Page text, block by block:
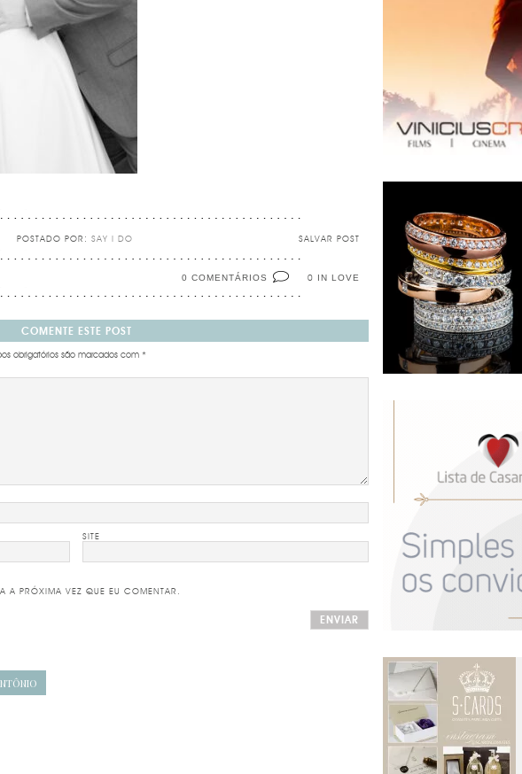
SALVAR POST
POSTADO POR: SAY I DO
0 IN LOVE
0 COMENTÁRIOS
COMENTE ESTE POST
obrigatórios são marcados com *
SITE
A PRÓXIMA VEZ QUE EU COMENTAR.